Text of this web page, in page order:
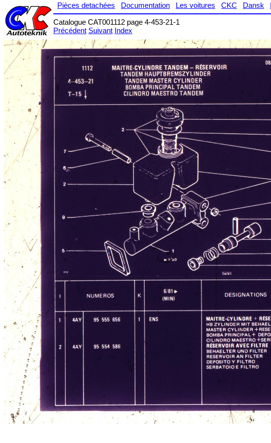
Pièces detachées Documentation Les voitures CKC Dansk
Catalogue CAT001112 page 4-453-21-1
Précédent Suivant Index